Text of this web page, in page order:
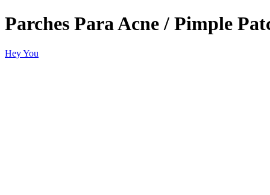
Parches Para Acne / Pimple
Hey You